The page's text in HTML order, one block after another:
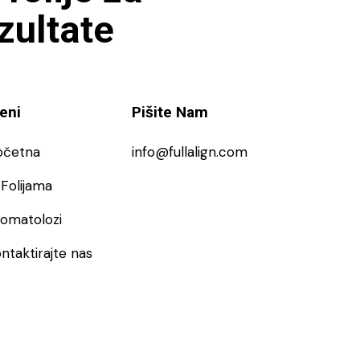
nas
Pišite Nam
info@fullalign.com